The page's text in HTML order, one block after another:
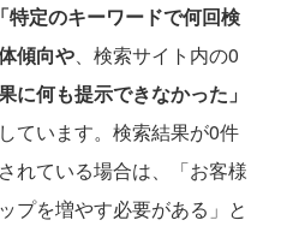
「特定のキーワードで何回検
傾向や、検索サイト内の0
に何も提示できなかった」
ています。検索結果が0件
れている場合は、「お客様
プを増やす必要がある」と